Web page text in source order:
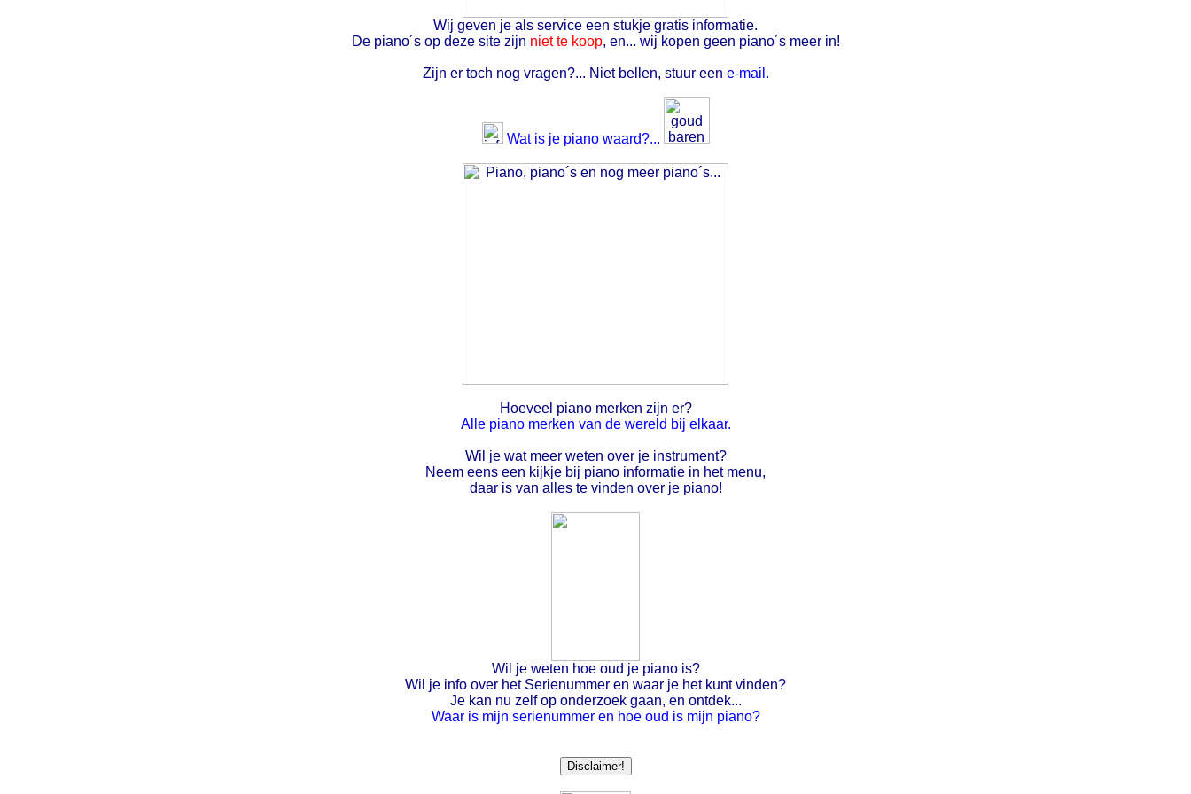
Wij geven je als service een stukje gratis informatie.
De piano´s op deze site zijn niet te koop, en... wij kopen geen piano´s meer in!
Zijn er toch nog vragen?... Niet bellen, stuur een e-mail.
Wat is je piano waard?...
Hoeveel piano merken zijn er?
Alle piano merken van de wereld bij elkaar.
Wil je wat meer weten over je instrument?
Neem eens een kijkje bij piano informatie in het menu,
daar is van alles te vinden over je piano!
Wil je weten hoe oud je piano is?
Wil je info over het Serienummer en waar je het kunt vinden?
Je kan nu zelf op onderzoek gaan, en ontdek...
Waar is mijn serienummer en hoe oud is mijn piano?